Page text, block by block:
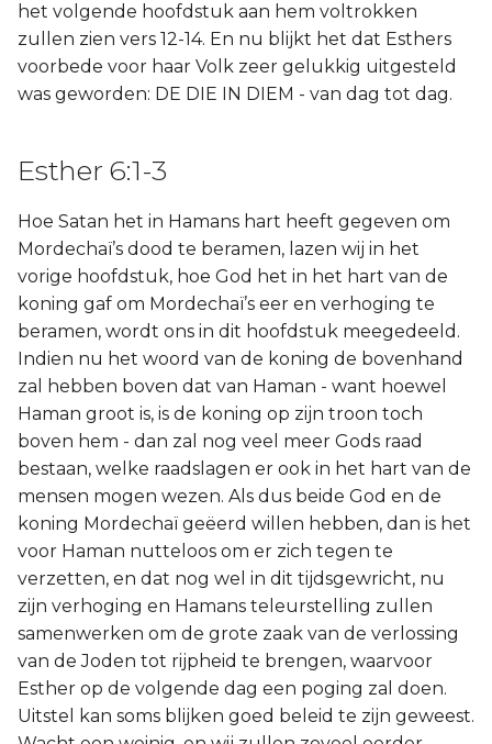
het volgende hoofdstuk aan hem voltrokken
zullen zien vers 12-14. En nu blijkt het dat Esthers
voorbede voor haar Volk zeer gelukkig uitgesteld
was geworden: DE DIE IN DIEM - van dag tot dag.
Esther 6:1-3
Hoe Satan het in Hamans hart heeft gegeven om
Mordechaï’s dood te beramen, lazen wij in het
vorige hoofdstuk, hoe God het in het hart van de
koning gaf om Mordechaï’s eer en verhoging te
beramen, wordt ons in dit hoofdstuk meegedeeld.
Indien nu het woord van de koning de bovenhand
zal hebben boven dat van Haman - want hoewel
Haman groot is, is de koning op zijn troon toch
boven hem - dan zal nog veel meer Gods raad
bestaan, welke raadslagen er ook in het hart van de
mensen mogen wezen. Als dus beide God en de
koning Mordechaï geëerd willen hebben, dan is het
voor Haman nutteloos om er zich tegen te
verzetten, en dat nog wel in dit tijdsgewricht, nu
zijn verhoging en Hamans teleurstelling zullen
samenwerken om de grote zaak van de verlossing
van de Joden tot rijpheid te brengen, waarvoor
Esther op de volgende dag een poging zal doen.
Uitstel kan soms blijken goed beleid te zijn geweest.